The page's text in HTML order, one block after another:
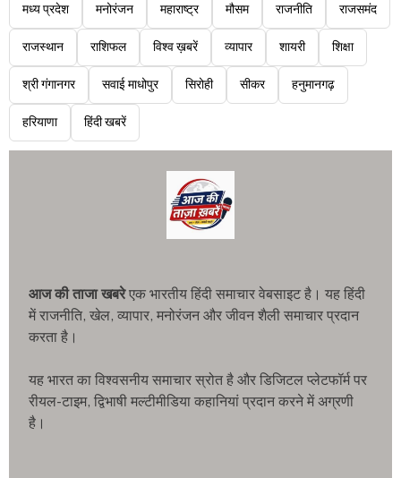
मध्य प्रदेश मनोरंजन महाराष्ट्र मौसम राजनीति राजसमंद
राजस्थान राशिफल विश्व ख़बरें व्यापार शायरी शिक्षा
श्री गंगानगर सवाई माधोपुर सिरोही सीकर हनुमानगढ़
हरियाणा हिंदी खबरें
आज की ताजा खबरेएक भारतीय हिंदी समाचार वेबसाइट है। यह हिंदी
में राजनीति, खेल, व्यापार, मनोरंजन और जीवन शैली समाचार प्रदान
करता है।
यह भारत का विश्वसनीय समाचार स्रोत है और डिजिटल प्लेटफॉर्म पर
रीयल-टाइम, द्विभाषी मल्टीमीडिया कहानियां प्रदान करने में अग्रणी
है।